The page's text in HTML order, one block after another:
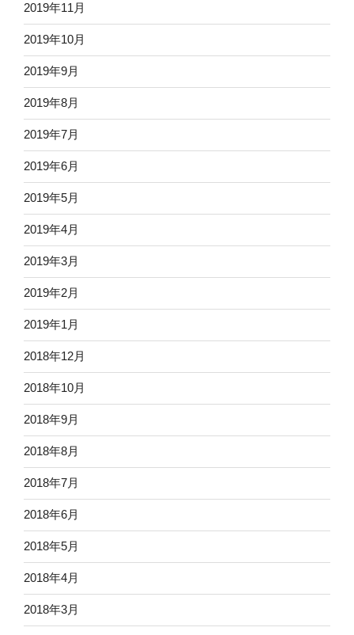
2019年11月
2019年10月
2019年9月
2019年8月
2019年7月
2019年6月
2019年5月
2019年4月
2019年3月
2019年2月
2019年1月
2018年12月
2018年10月
2018年9月
2018年8月
2018年7月
2018年6月
2018年5月
2018年4月
2018年3月